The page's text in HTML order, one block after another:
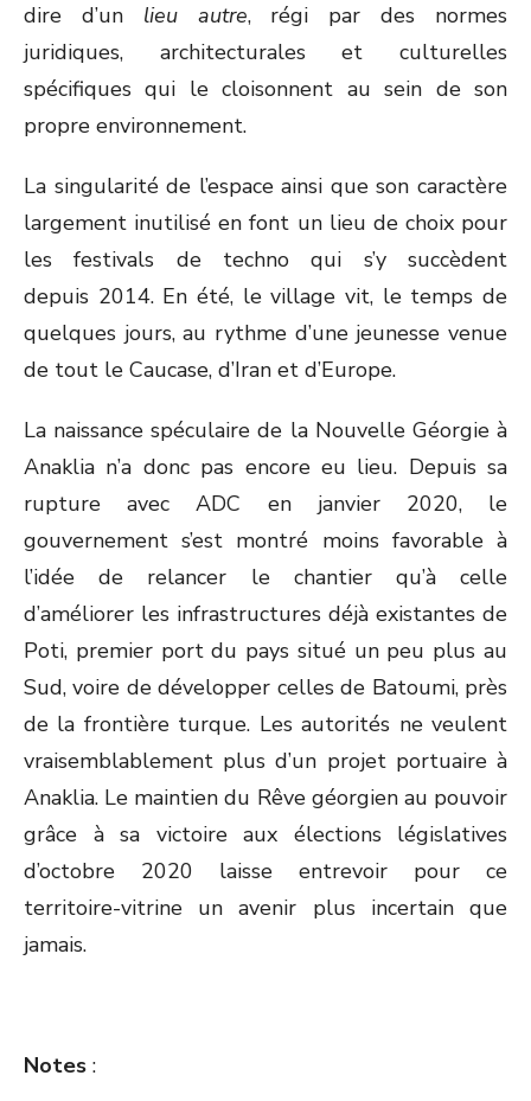
dire d’un lieu autre, régi par des normes
juridiques, architecturales et culturelles
spécifiques qui le cloisonnent au sein de son
propre environnement.
La singularité de l’espace ainsi que son caractère
largement inutilisé en font un lieu de choix pour
les festivals de techno qui s’y succèdent
depuis 2014. En été, le village vit, le temps de
quelques jours, au rythme d’une jeunesse venue
de tout le Caucase, d’Iran et d’Europe.
La naissance spéculaire de la Nouvelle Géorgie à
Anaklia n’a donc pas encore eu lieu. Depuis sa
rupture avec ADC en janvier 2020, le
gouvernement s’est montré moins favorable à
l’idée de relancer le chantier qu’à celle
d’améliorer les infrastructures déjà existantes de
Poti, premier port du pays situé un peu plus au
Sud, voire de développer celles de Batoumi, près
de la frontière turque. Les autorités ne veulent
vraisemblablement plus d’un projet portuaire à
Anaklia. Le maintien du Rêve géorgien au pouvoir
grâce à sa victoire aux élections législatives
d’octobre 2020 laisse entrevoir pour ce
territoire-vitrine un avenir plus incertain que
jamais.
Notes :